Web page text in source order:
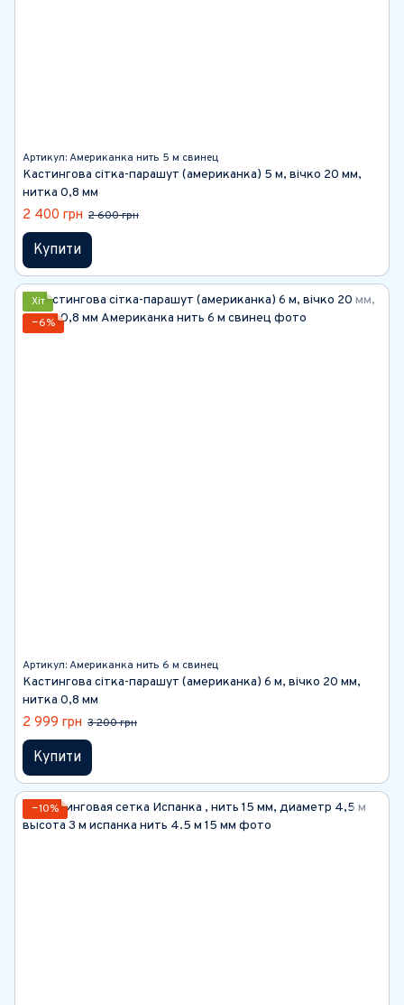
Артикул: Американка нить 5 м свинец
Кастингова сітка-парашут (американка) 5 м, вічко 20 мм,
нитка 0,8 мм
2 400 грн 2 600 грн
Купити
Хіт
−6%
Артикул: Американка нить 6 м свинец
Кастингова сітка-парашут (американка) 6 м, вічко 20 мм,
нитка 0,8 мм
2 999 грн 3 200 грн
Купити
−10%